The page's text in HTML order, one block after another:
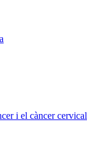
i el càncer cervical